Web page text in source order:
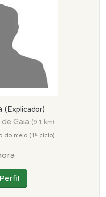
(Explicador)
Gaia (9.1 km)
do meio (1º ciclo)